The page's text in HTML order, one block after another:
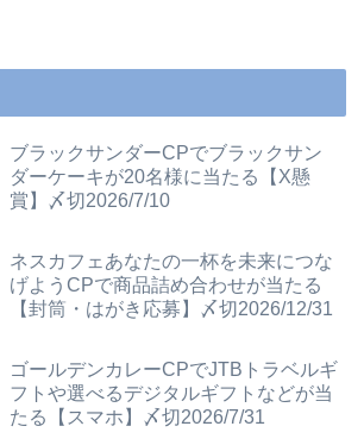
ブラックサンダーCPでブラックサン
ダーケーキが20名様に当たる【X懸
賞】〆切2026/7/10
ネスカフェあなたの一杯を未来につな
げようCPで商品詰め合わせが当たる
【封筒・はがき応募】〆切2026/12/31
ゴールデンカレーCPでJTBトラベルギ
フトや選べるデジタルギフトなどが当
たる【スマホ】〆切2026/7/31